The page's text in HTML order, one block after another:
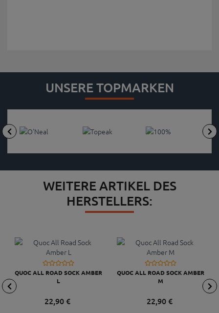
UNSERE TOPMARKEN
WEITERE ARTIKEL DES
HERSTELLERS:
QUOC ALL ROAD SOCK AMBER
L
22,90 €
QUOC ALL ROAD SOCK AMBER
M
22,90 €